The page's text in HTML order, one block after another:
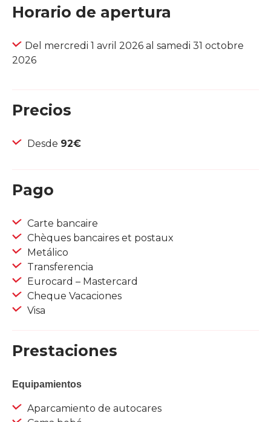
Horario de apertura
Del mercredi 1 avril 2026 al samedi 31 octobre
2026
Precios
Desde 92€
Pago
Carte bancaire
Chèques bancaires et postaux
Metálico
Transferencia
Eurocard – Mastercard
Cheque Vacaciones
Visa
Prestaciones
Equipamientos
Aparcamiento de autocares